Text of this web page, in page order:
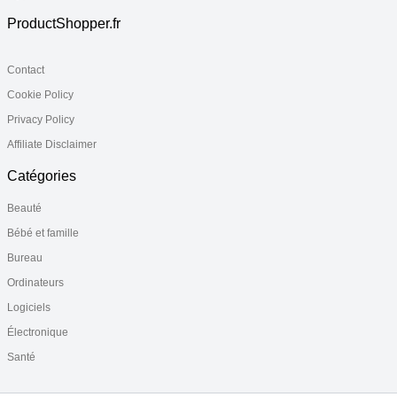
ProductShopper.fr
Contact
Cookie Policy
Privacy Policy
Affiliate Disclaimer
Catégories
Beauté
Bébé et famille
Bureau
Ordinateurs
Logiciels
Électronique
Santé